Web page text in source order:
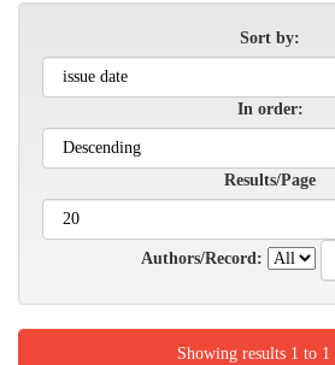
Sort by:
In order:
Results/Page
Authors/Record:
Showing results 1 to 1